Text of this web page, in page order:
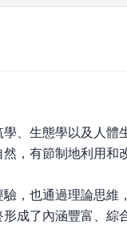
、生態學以及人體
，有節制地利用和
，也通過理論思維
成了內涵豐富、綜